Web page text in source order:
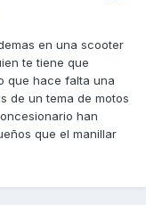
en una scooter
te tiene que
que hace falta una
de un tema de motos
han
que el manillar